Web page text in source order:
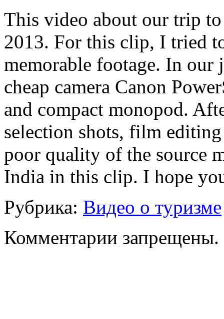
This video about our trip
2013. For this clip, I tried
memorable footage. In our
cheap camera Canon
and compact monopod.
selection shots, film
poor quality of the source
India in this clip. I hope
Рубрика: Видео о туризме
Комментарии запрещены.